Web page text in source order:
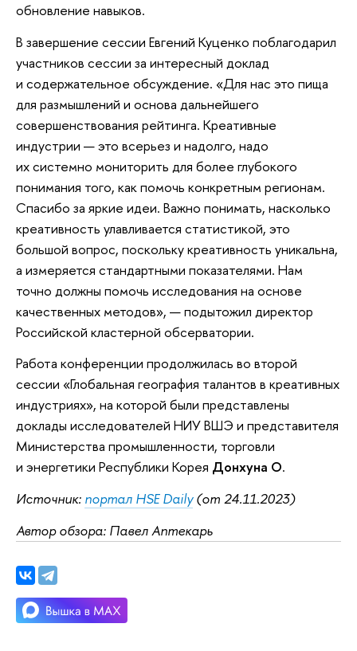
обновление навыков.
В завершение сессии Евгений Куценко поблагодарил
участников сессии за интересный доклад
и содержательное обсуждение. «Для нас это пища
для размышлений и основа дальнейшего
совершенствования рейтинга. Креативные
индустрии — это всерьез и надолго, надо
их системно мониторить для более глубокого
понимания того, как помочь конкретным регионам.
Спасибо за яркие идеи. Важно понимать, насколько
креативность улавливается статистикой, это
большой вопрос, поскольку креативность уникальна,
а измеряется стандартными показателями. Нам
точно должны помочь исследования на основе
качественных методов», — подытожил директор
Российской кластерной обсерватории.
Работа конференции продолжилась во второй
сессии «Глобальная география талантов в креативных
индустриях», на которой были представлены
доклады исследователей НИУ ВШЭ и представителя
Министерства промышленности, торговли
и энергетики Республики Корея Донхуна О.
Источник: портал HSE Daily(от 24.11.2023)
Автор обзора: Павел Аптекарь